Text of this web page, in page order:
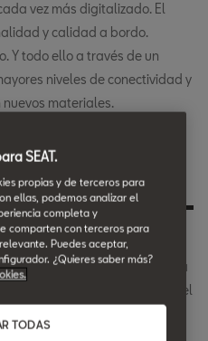
vez más digitalizado. El
y calidad a bordo.
Y todo ello a través de un
niveles de conectividad y
materiales.
actualiza con
y la llegada de nuevas
entretenimiento, aportan una
muy marcada en el
SEAT.
propias y de terceros para
ellas, podemos analizar el
completa y
comparten con terceros para
Puedes aceptar,
¿Quieres saber más?
TODAS